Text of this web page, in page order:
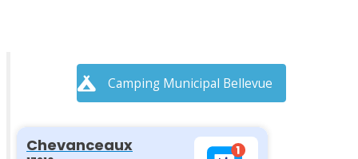
Camping Municipal Bellevue